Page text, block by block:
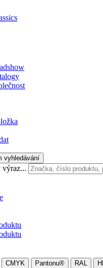
vyhledávání
výraz...
CMYK Pantonu® RAL